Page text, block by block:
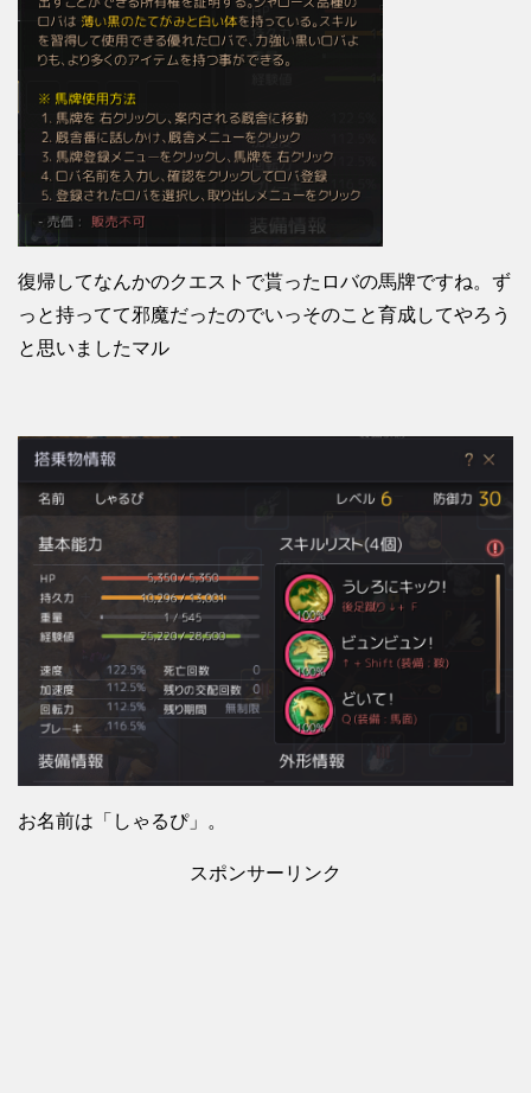
復帰してなんかのクエストで貰ったロバの馬牌ですね。ず
っと持ってて邪魔だったのでいっそのこと育成してやろう
と思いましたマル
お名前は「しゃるぴ」。
スポンサーリンク